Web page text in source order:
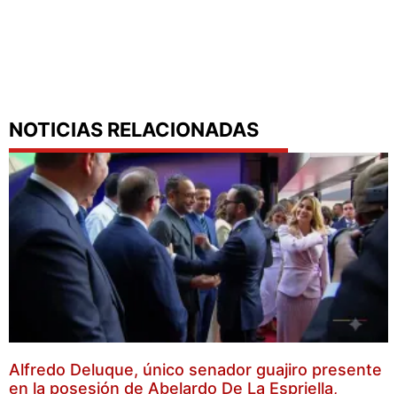
NOTICIAS RELACIONADAS
Alfredo Deluque, único senador guajiro presente
en la posesión de Abelardo De La Espriella,